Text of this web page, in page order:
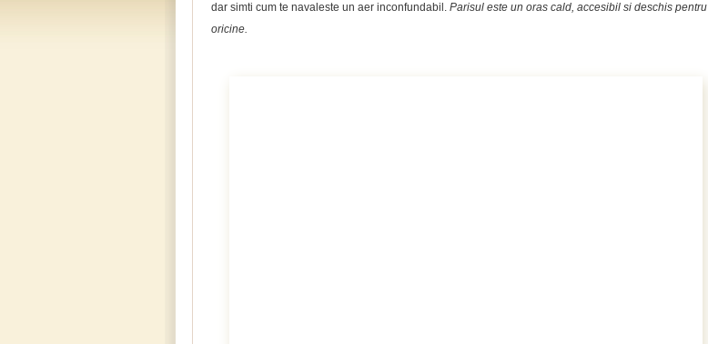
dar simti cum te navaleste un aer inconfundabil. Parisul este un oras cald, accesibil si deschis pentru
oricine.